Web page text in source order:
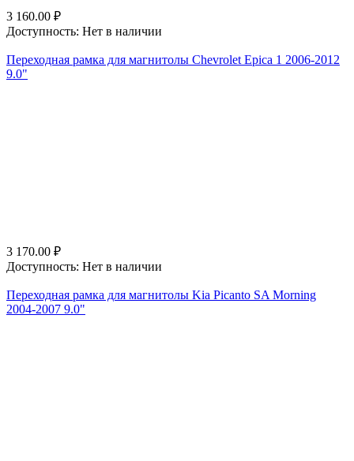
3 160.00 ₽
Доступность: Нет в наличии
Переходная рамка для магнитолы Chevrolet Epica 1 2006-2012
9.0"
3 170.00 ₽
Доступность: Нет в наличии
Переходная рамка для магнитолы Kia Picanto SA Morning
2004-2007 9.0"